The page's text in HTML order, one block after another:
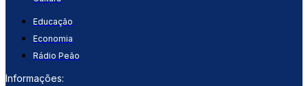
Educação
Economia
Rádio Peão
Informações: